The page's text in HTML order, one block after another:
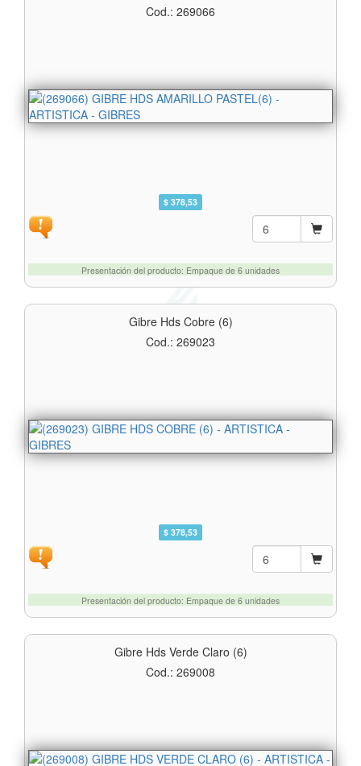
Cod.: 269066
$ 378,53
Presentación del producto: Empaque de 6 unidades
Gibre Hds Cobre (6)
Cod.: 269023
$ 378,53
Presentación del producto: Empaque de 6 unidades
Gibre Hds Verde Claro (6)
Cod.: 269008